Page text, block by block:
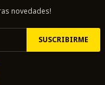
novedades!
SUSCRIBIRME